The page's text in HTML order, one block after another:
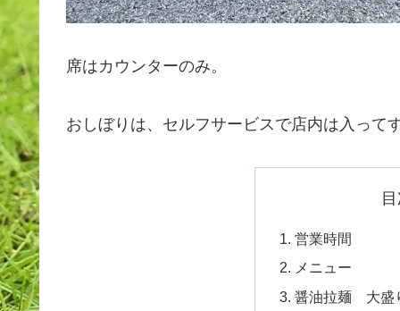
席はカウンターのみ。
おしぼりは、セルフサービスで店内は入って
営業時間
メニュー
醤油拉麺 大盛